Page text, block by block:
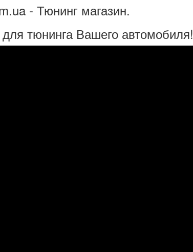
- Тюнинг магазин.
тюнинга Вашего автомобиля!